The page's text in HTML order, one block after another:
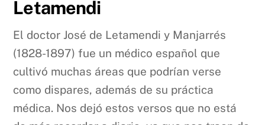
Letamendi
El doctor José de Letamendi y Manjarrés
(1828-1897) fue un médico español que
cultivó muchas áreas que podrían verse
como dispares, además de su práctica
médica. Nos dejó estos versos que no está